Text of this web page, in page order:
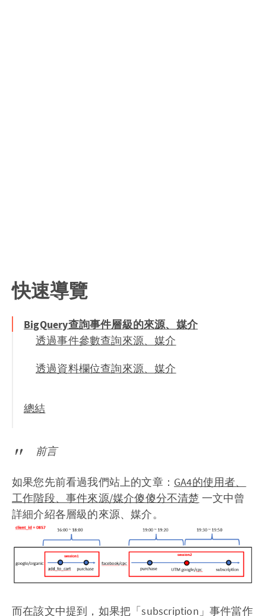
快速導覽
BigQuery查詢事件層級的來源、媒介
透過事件參數查詢來源、媒介
透過資料欄位查詢來源、媒介
總結
前言
如果您先前看過我們站上的文章： GA4的使用者、
工作階段、事件來源/媒介傻傻分不清楚 一文中曾
詳細介紹各層級的來源、媒介。
而在該文中提到，如果把「subscription」事件當作